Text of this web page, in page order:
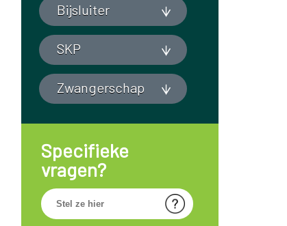
Bijsluiter
SKP
Zwangerschap
Specifieke
vragen?